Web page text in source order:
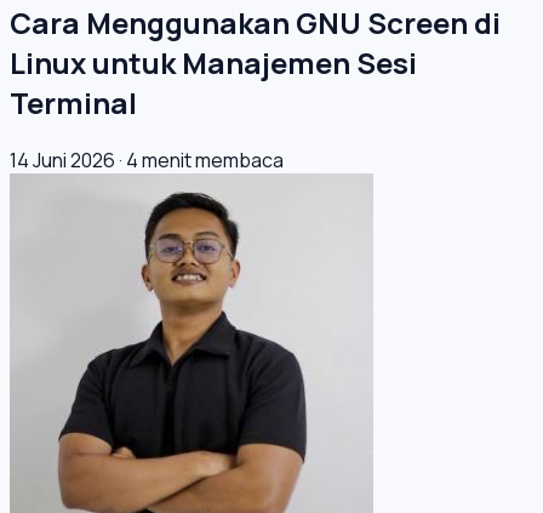
Cara Menggunakan GNU Screen di
Linux untuk Manajemen Sesi
Terminal
14 Juni 2026· 4 menit membaca